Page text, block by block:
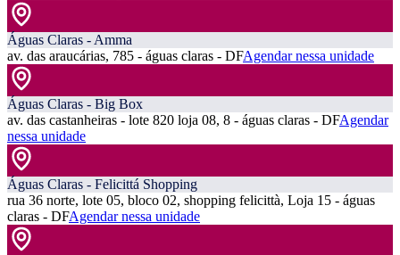
Águas Claras - Amma
av. das araucárias, 785 - águas claras - DFAgendar nessa unidade
Águas Claras - Big Box
av. das castanheiras - lote 820 loja 08, 8 - águas claras - DFAgendar
nessa unidade
Águas Claras - Felicittá Shopping
rua 36 norte, lote 05, bloco 02, shopping felicittà, Loja 15 - águas
claras - DFAgendar nessa unidade